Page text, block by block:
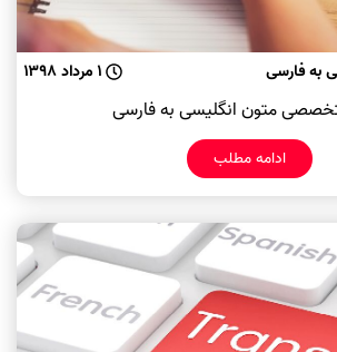
به فارسی
متون انگلیسی به فارسی
ادامه مطلب